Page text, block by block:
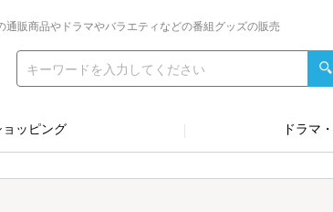
販商品やドラマやバラエティなどの番組グッズの販売
ッピング ドラマ